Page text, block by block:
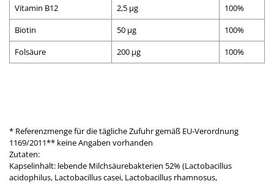
Vitamin B12
2,5 µg
100%
Biotin
50 µg
100%
Folsäure
200 µg 100%
* Referenzmenge für die tägliche Zufuhr gemäß EU-Verordnung
1169/2011** keine Angaben vorhanden
Zutaten:
Kapselinhalt: lebende Milchsäurebakterien 52% (Lactobacillus
acidophilus, Lactobacillus casei, Lactobacillus rhamnosus,